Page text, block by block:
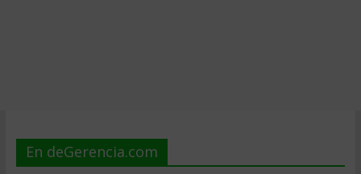
En deGerencia.com